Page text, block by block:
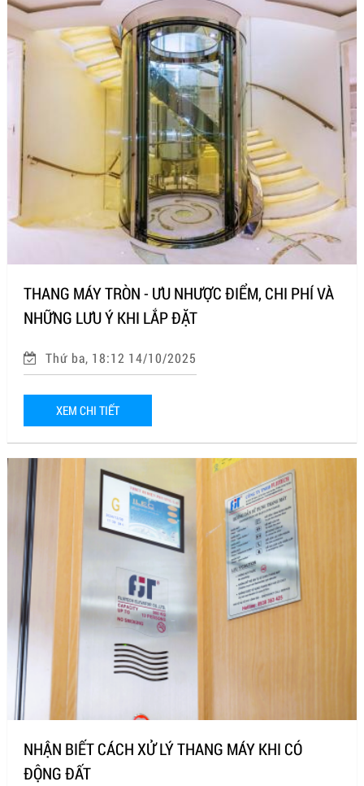
THANG MÁY TRÒN - ƯU NHƯỢC ĐIỂM, CHI PHÍ VÀ
NHỮNG LƯU Ý KHI LẮP ĐẶT
Thứ ba, 18:12 14/10/2025
XEM CHI TIẾT
NHẬN BIẾT CÁCH XỬ LÝ THANG MÁY KHI CÓ
ĐỘNG ĐẤT